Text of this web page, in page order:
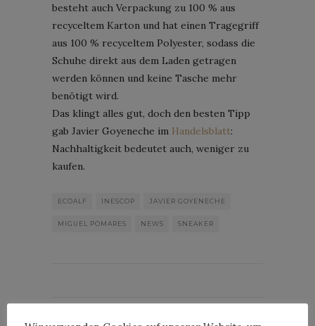
besteht auch Verpackung zu 100 % aus
recyceltem Karton und hat einen Tragegriff
aus 100 % recyceltem Polyester, sodass die
Schuhe direkt aus dem Laden getragen
werden können und keine Tasche mehr
benötigt wird.
Das klingt alles gut, doch den besten Tipp
gab Javier Goyeneche im Handelsblatt:
Nachhaltigkeit bedeutet auch, weniger zu
kaufen.
ECOALF INESCOP JAVIER GOYENECHE
MIGUEL POMARES NEWS SNEAKER